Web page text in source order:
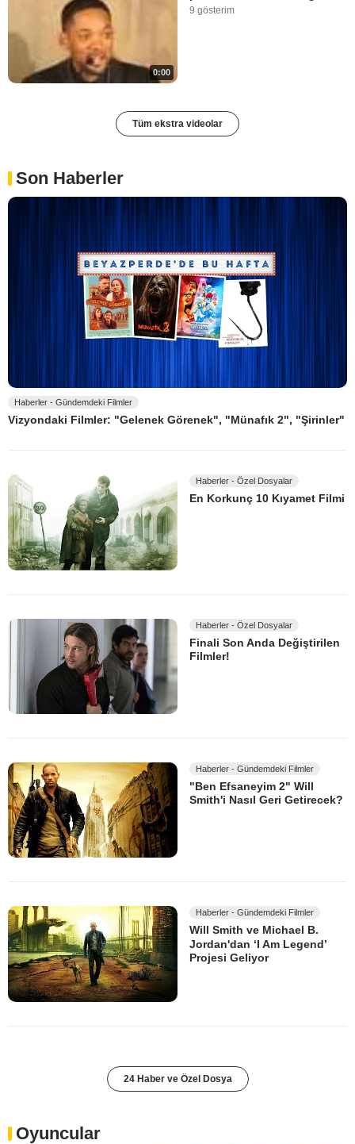
0:00
9 gösterim
Tüm ekstra videolar
Son Haberler
Haberler - Gündemdeki Filmler
Vizyondaki Filmler: "Gelenek Görenek", "Münafık 2", "Şirinler"
Haberler - Özel Dosyalar
En Korkunç 10 Kıyamet Filmi
Haberler - Özel Dosyalar
Finali Son Anda Değiştirilen
Filmler!
Haberler - Gündemdeki Filmler
"Ben Efsaneyim 2" Will
Smith'i Nasıl Geri Getirecek?
Haberler - Gündemdeki Filmler
Will Smith ve Michael B.
Jordan'dan ‘I Am Legend’
Projesi Geliyor
24 Haber ve Özel Dosya
Oyuncular